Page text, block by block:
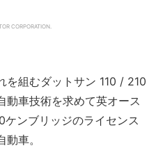
CORPORATION.
を組むダットサン 110 / 210
動車技術を求めて英オース
ンブリッジのライセンス
車。